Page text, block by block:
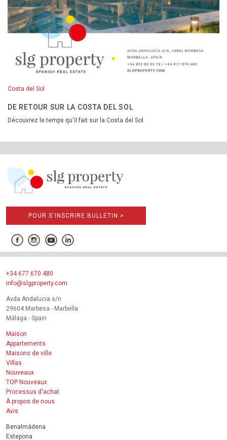
Costa del Sol
DE RETOUR SUR LA COSTA DEL SOL
Découvrez le temps qu'il fait sur la Costa del Sol
POUR S'INSCRIRE BULLETIN >
+34 677 670 480
info@slgproperty.com
Avda Andalucia s/n
29604 Marbesa - Marbella
Málaga - Spain
Maison
Appartements
Maisons de ville
Villas
Nouveaux
TOP Nouveaux
Processus d'achat
À propos de nous
Avis
Benalmádena
Estepona